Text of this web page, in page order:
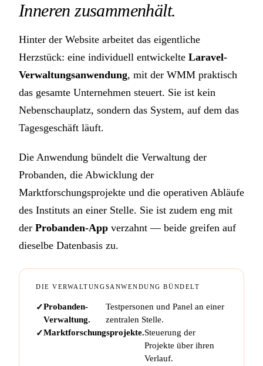
Inneren zusammenhält.
Hinter der Website arbeitet das eigentliche
Herzstück: eine individuell entwickelte Laravel-
Verwaltungsanwendung, mit der WMM praktisch
das gesamte Unternehmen steuert. Sie ist kein
Nebenschauplatz, sondern das System, auf dem das
Tagesgeschäft läuft.
Die Anwendung bündelt die Verwaltung der
Probanden, die Abwicklung der
Marktforschungsprojekte und die operativen Abläufe
des Instituts an einer Stelle. Sie ist zudem eng mit
der Probanden-App verzahnt — beide greifen auf
dieselbe Datenbasis zu.
DIE VERWALTUNGSANWENDUNG BÜNDELT
Probanden-
Verwaltung.
Testpersonen und Panel an einer
zentralen Stelle.
Marktforschungsprojekte.Steuerung der
Projekte über ihren
Verlauf.